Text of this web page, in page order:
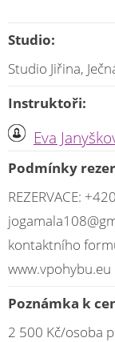
Studio:
Studio Jiřina,
Instruktoři:
Eva
Podmínky
REZERVACE:
kontaktního
www.vpohybu.eu
Poznámka k
2 500 Kč/osoba